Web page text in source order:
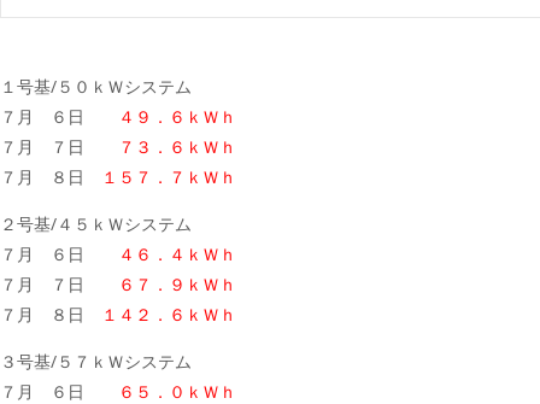
１号基/５０ｋＷシステム
７月 ６日
４９．６ｋＷｈ
７月 ７日
７３．６ｋＷｈ
７月 ８日
１５７．７ｋＷｈ
２号基/４５ｋＷシステム
７月 ６日
４６．４ｋＷｈ
７月 ７日
６７．９ｋＷｈ
７月 ８日
１４２．６ｋＷｈ
３号基/５７ｋＷシステム
７月 ６日
６５．０ｋＷｈ